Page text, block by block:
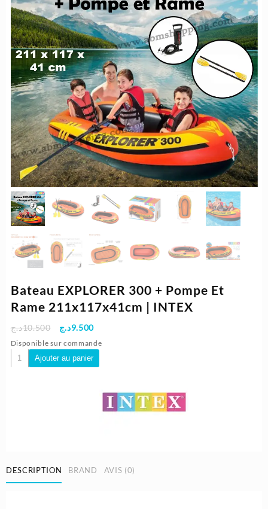
Bateau EXPLORER 300 + Pompe Et
Rame 211x117x41cm | INTEX
10.500د.ج
Le
prix
initial
était :
9.500د.ج
Le
prix
actuel
est :
Disponible sur commande
quantité
de
211x117x41cm
|
Ajouter au panier
DESCRIPTION BRAND AVIS (0)